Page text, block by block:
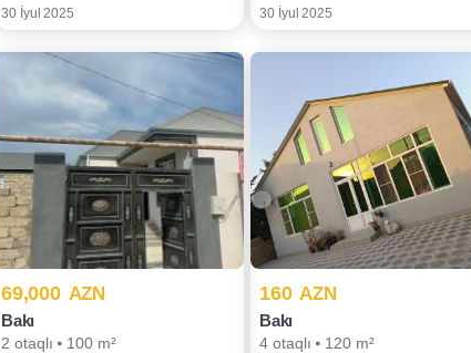
30 İyul 2025 30 İyul 2025
69,000 AZN
Bakı
2 otaqlı ⦁ 100 m²
160 AZN
Bakı
4 otaqlı ⦁ 120 m²